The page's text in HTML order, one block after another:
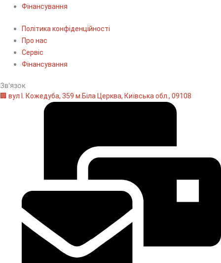
Фінансування
Політика конфіденційності
Про нас
Сервіс
Фінансування
Зв'язок
🏢 вул І. Кожедуба, 359 м.Біла Церква, Київська обл., 09108